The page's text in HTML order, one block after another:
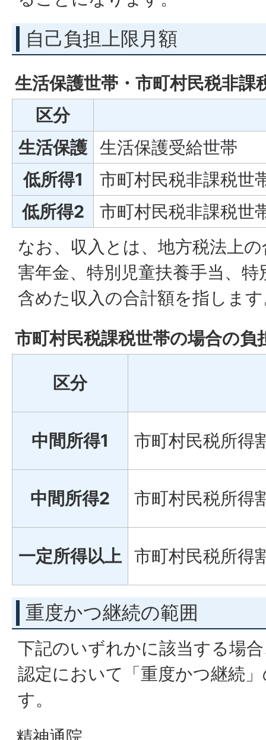
自己負担上限月額
生活保護世帯・市町村民税非課
区分
生活保護 生活保護受給世帯
低所得1
市町村民税非課税世
低所得2
市町村民税非課税世
なお、収入とは、地方税法上
害年金、特別児童扶養手当、
含めた収入の合計額を指しま
市町村民税課税世帯の場合の負
区分
中間所得1 市町村民税所得
中間所得2 市町村民税所得
一定所得以上 市町村民税所得
重度かつ継続の範囲
下記のいずれかに該当する場
認定において「重度かつ継続
す。